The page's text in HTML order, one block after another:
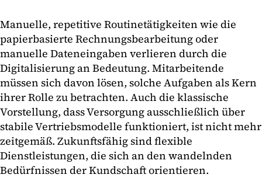
Manuelle, repetitive Routinetätigkeiten wie die
papierbasierte Rechnungsbearbeitung oder
manuelle Dateneingaben verlieren durch die
Digitalisierung an Bedeutung. Mitarbeitende
müssen sich davon lösen, solche Aufgaben als Kern
ihrer Rolle zu betrachten. Auch die klassische
Vorstellung, dass Versorgung ausschließlich über
stabile Vertriebsmodelle funktioniert, ist nicht mehr
zeitgemäß. Zukunftsfähig sind flexible
Dienstleistungen, die sich an den wandelnden
Bedürfnissen der Kundschaft orientieren.